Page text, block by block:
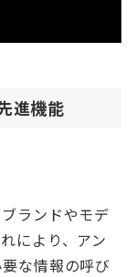
進機能
ランドやモデ
により、アン
な情報の呼び